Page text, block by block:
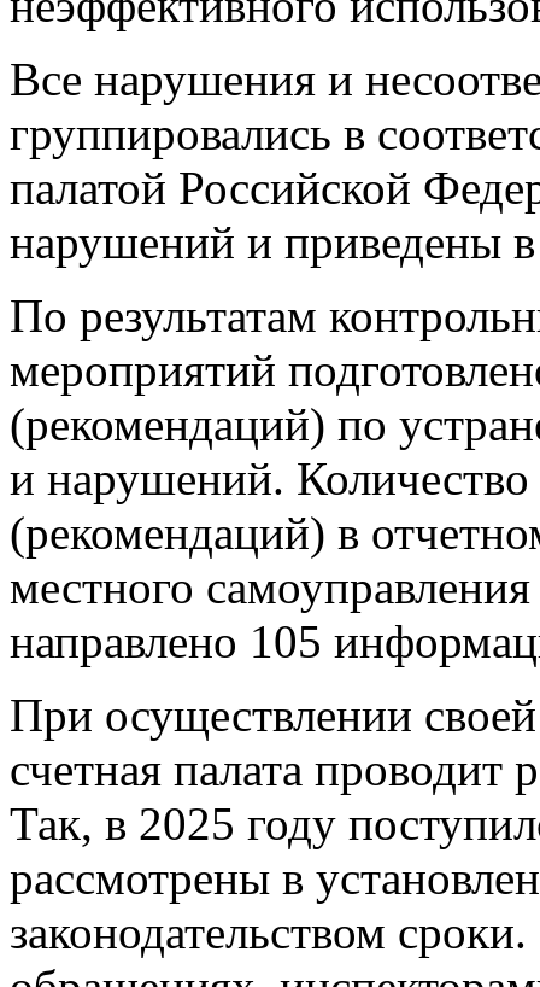
Все нарушения и
группировались в
палатой Российской
нарушений и приведены
По результатам
мероприятий
(рекомендаций) по
и нарушений.
(рекомендаций) в
местного
направлено 105
При осуществлении
счетная палата
Так, в 2025 году
рассмотрены в
законодательством